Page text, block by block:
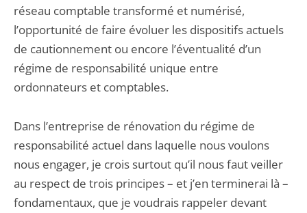
réseau comptable transformé et numérisé,
l’opportunité de faire évoluer les dispositifs actuels
de cautionnement ou encore l’éventualité d’un
régime de responsabilité unique entre
ordonnateurs et comptables.
Dans l’entreprise de rénovation du régime de
responsabilité actuel dans laquelle nous voulons
nous engager, je crois surtout qu’il nous faut veiller
au respect de trois principes – et j’en terminerai là –
fondamentaux, que je voudrais rappeler devant